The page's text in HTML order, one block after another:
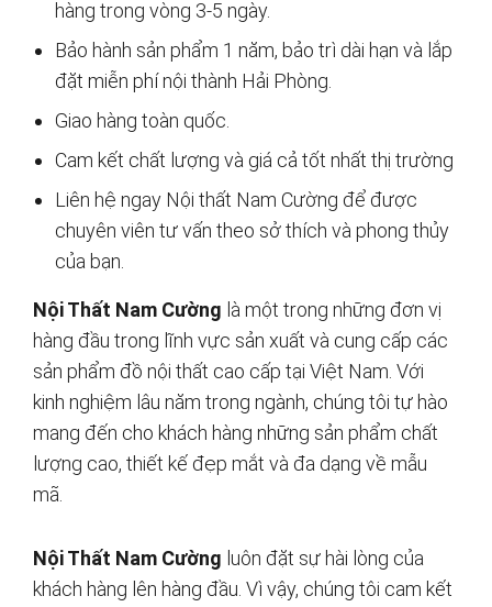
hàng trong vòng 3-5 ngày.
Bảo hành sản phẩm 1 năm, bảo trì dài hạn và lắp
đặt miễn phí nội thành Hải Phòng.
Giao hàng toàn quốc.
Cam kết chất lượng và giá cả tốt nhất thị trường
Liên hệ ngay Nội thất Nam Cường để được
chuyên viên tư vấn theo sở thích và phong thủy
của bạn.
Nội Thất Nam Cường là một trong những đơn vị
hàng đầu trong lĩnh vực sản xuất và cung cấp các
sản phẩm đồ nội thất cao cấp tại Việt Nam. Với
kinh nghiệm lâu năm trong ngành, chúng tôi tự hào
mang đến cho khách hàng những sản phẩm chất
lượng cao, thiết kế đẹp mắt và đa dạng về mẫu
mã.
Nội Thất Nam Cường luôn đặt sự hài lòng của
khách hàng lên hàng đầu. Vì vậy, chúng tôi cam kết